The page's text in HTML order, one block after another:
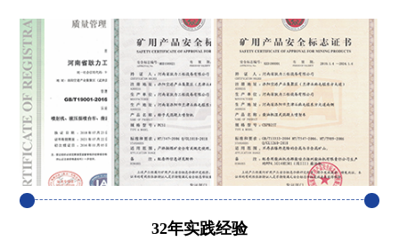
32年实践经验